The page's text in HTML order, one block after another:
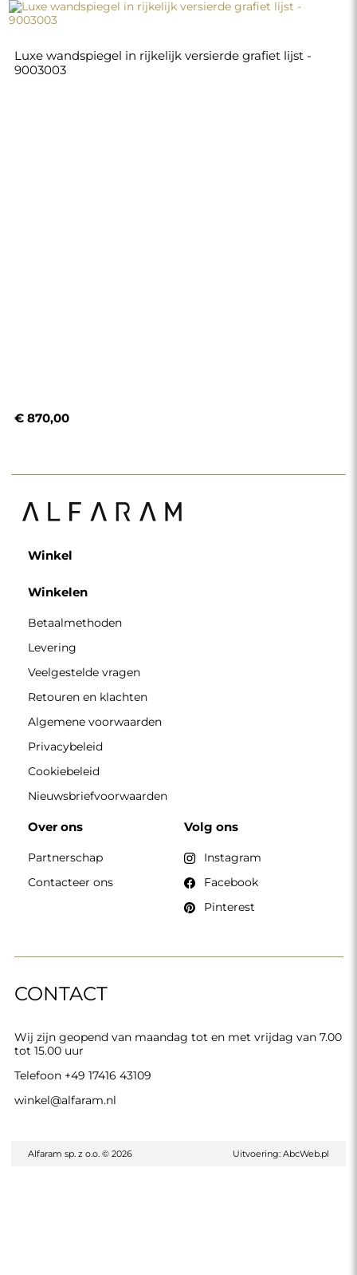
Luxe wandspiegel in rijkelijk versierde grafiet lijst -
9003003
€ 870,00
CONTACT
Wij zijn geopend van maandag tot en met vrijdag van 7.00
tot 15.00 uur
Telefoon +49 17416 43109
winkel@alfaram.nl
Winkel
Winkelen
Betaalmethoden
Levering
Veelgestelde vragen
Retouren en klachten
Algemene voorwaarden
Privacybeleid
Cookiebeleid
Nieuwsbriefvoorwaarden
Over ons
Partnerschap
Contacteer ons
Volg ons
Instagram
Facebook
Pinterest
Alfaram sp. z o.o. © 2026 Uitvoering: AbcWeb.pl